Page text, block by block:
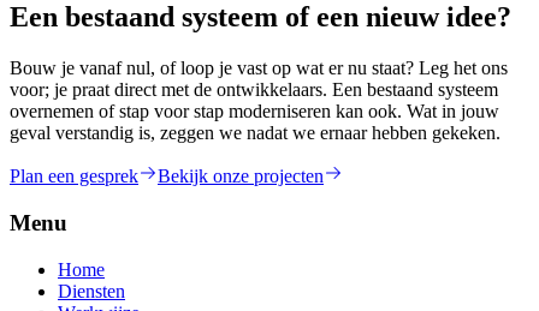
Een bestaand systeem of een nieuw idee?
Bouw je vanaf nul, of loop je vast op wat er nu staat? Leg het ons
voor; je praat direct met de ontwikkelaars. Een bestaand systeem
overnemen of stap voor stap moderniseren kan ook. Wat in jouw
geval verstandig is, zeggen we nadat we ernaar hebben gekeken.
Plan een gesprek Bekijk onze projecten
Menu
Home
Diensten